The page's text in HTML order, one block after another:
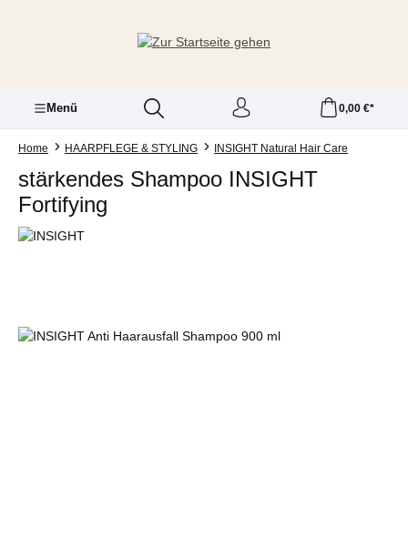
Menü 0,00 €*
Home HAARPFLEGE & STYLING INSIGHT Natural Hair Care
stärkendes Shampoo INSIGHT
Fortifying
Bildergalerie überspringen